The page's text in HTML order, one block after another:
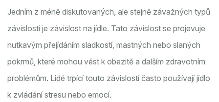
Jedním z méně diskutovaných, ale stejně závažných typů
závislosti je závislost na jídle. Tato závislost se projevuje
nutkavým přejídáním sladkostí, mastných nebo slaných
pokrmů, které mohou vést k obezitě a dalším zdravotním
problémům. Lidé trpící touto závislostí často používají jídlo
k zvládání stresu nebo emocí.